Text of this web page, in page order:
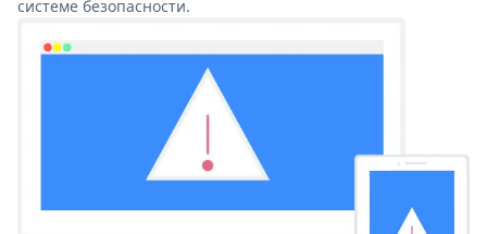
системе безопасности.